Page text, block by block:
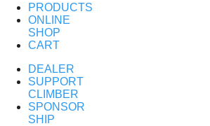
PRODUCTS
ONLINE
SHOP
CART
DEALER
SUPPORT
CLIMBER
SPONSOR
SHIP